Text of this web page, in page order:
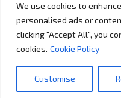
We use cookies to
personalised ads or
clicking "Accept All", you
cookies. Cookie Policy
Customise